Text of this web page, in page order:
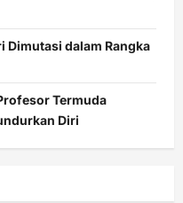
Dimutasi dalam Rangka
Termuda
Diri